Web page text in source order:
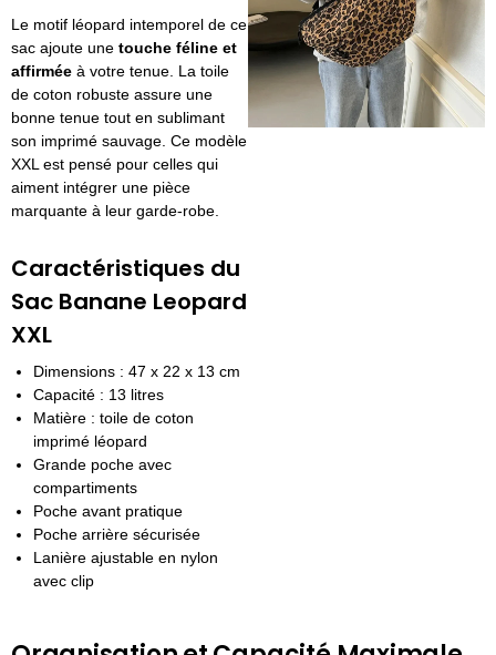
Le motif léopard intemporel de ce
sac ajoute une touche féline et
affirmée à votre tenue. La toile
de coton robuste assure une
bonne tenue tout en sublimant
son imprimé sauvage. Ce modèle
XXL est pensé pour celles qui
aiment intégrer une pièce
marquante à leur garde-robe.
Caractéristiques du
Sac Banane Leopard
XXL
Dimensions : 47 x 22 x 13 cm
Capacité : 13 litres
Matière : toile de coton
imprimé léopard
Grande poche avec
compartiments
Poche avant pratique
Poche arrière sécurisée
Lanière ajustable en nylon
avec clip